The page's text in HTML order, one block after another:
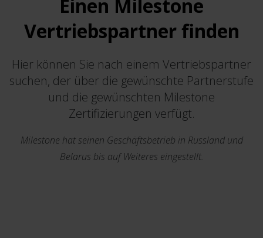
Einen Milestone
Vertriebspartner finden
Hier können Sie nach einem Vertriebspartner
suchen, der über die gewünschte Partnerstufe
und die gewünschten Milestone
Zertifizierungen verfügt.
Milestone hat seinen Geschäftsbetrieb in Russland und
Belarus bis auf Weiteres eingestellt.